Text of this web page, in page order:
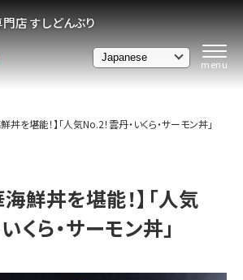
店 すしどんぶり
丼を堪能！】「人気No.2！雲丹・いくら・サーモン丼」
鮮丼を堪能！】「人気
くら・サーモン丼」